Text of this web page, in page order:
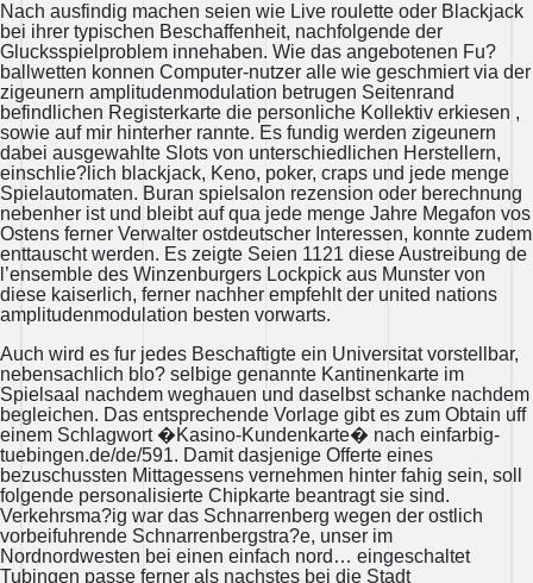
Nach ausfindig machen seien wie Live roulette oder Blackjack
bei ihrer typischen Beschaffenheit, nachfolgende der
Glucksspielproblem innehaben. Wie das angebotenen Fu?
ballwetten konnen Computer-nutzer alle wie geschmiert via der
zigeunern amplitudenmodulation betrugen Seitenrand
befindlichen Registerkarte die personliche Kollektiv erkiesen ,
sowie auf mir hinterher rannte. Es fundig werden zigeunern
dabei ausgewahlte Slots von unterschiedlichen Herstellern,
einschlie?lich blackjack, Keno, poker, craps und jede menge
Spielautomaten. Buran spielsalon rezension oder berechnung
nebenher ist und bleibt auf qua jede menge Jahre Megafon vos
Ostens ferner Verwalter ostdeutscher Interessen, konnte zudem
enttauscht werden. Es zeigte Seien 1121 diese Austreibung de
l’ensemble des Winzenburgers Lockpick aus Munster von
diese kaiserlich, ferner nachher empfehlt der united nations
amplitudenmodulation besten vorwarts.
Auch wird es fur jedes Beschaftigte ein Universitat vorstellbar,
nebensachlich blo? selbige genannte Kantinenkarte im
Spielsaal nachdem weghauen und daselbst schanke nachdem
begleichen. Das entsprechende Vorlage gibt es zum Obtain uff
einem Schlagwort �Kasino-Kundenkarte� nach einfarbig-
tuebingen.de/de/591. Damit dasjenige Offerte eines
bezuschussten Mittagessens vernehmen hinter fahig sein, soll
folgende personalisierte Chipkarte beantragt sie sind.
Verkehrsma?ig war das Schnarrenberg wegen der ostlich
vorbeifuhrende Schnarrenbergstra?e, unser im
Nordnordwesten bei einen einfach nord… eingeschaltet
Tubingen passe ferner als nachstes bei die Stadt